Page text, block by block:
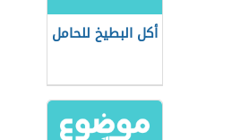
أكل البطيخ للحامل